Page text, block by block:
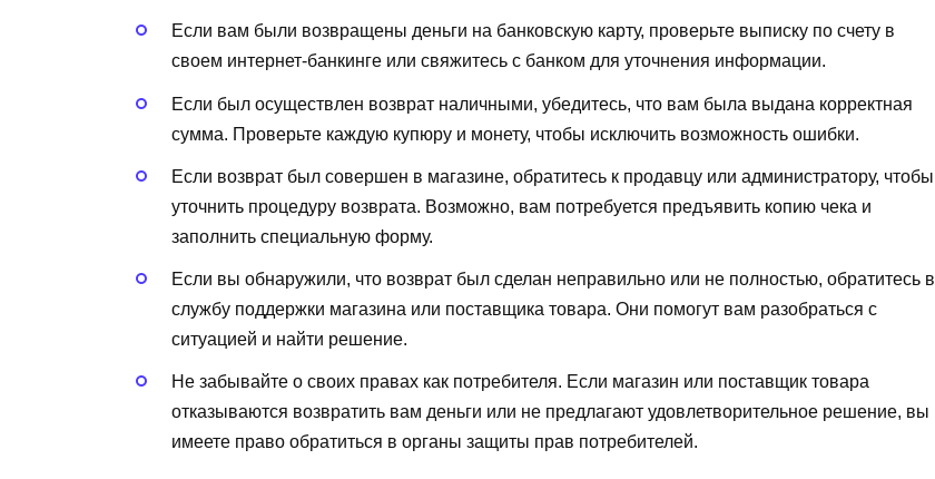
Если вам были возвращены деньги на банковскую карту, проверьте выписку по счету в
своем интернет-банкинге или свяжитесь с банком для уточнения информации.
Если был осуществлен возврат наличными, убедитесь, что вам была выдана корректная
сумма. Проверьте каждую купюру и монету, чтобы исключить возможность ошибки.
Если возврат был совершен в магазине, обратитесь к продавцу или администратору, чтобы
уточнить процедуру возврата. Возможно, вам потребуется предъявить копию чека и
заполнить специальную форму.
Если вы обнаружили, что возврат был сделан неправильно или не полностью, обратитесь в
службу поддержки магазина или поставщика товара. Они помогут вам разобраться с
ситуацией и найти решение.
Не забывайте о своих правах как потребителя. Если магазин или поставщик товара
отказываются возвратить вам деньги или не предлагают удовлетворительное решение, вы
имеете право обратиться в органы защиты прав потребителей.